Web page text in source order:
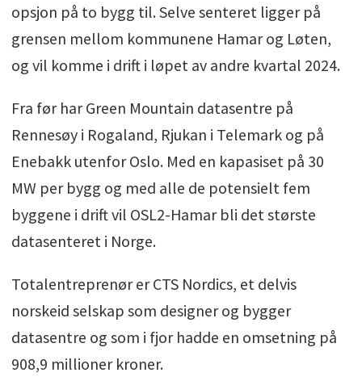
opsjon på to bygg til. Selve senteret ligger på
grensen mellom kommunene Hamar og Løten,
og vil komme i drift i løpet av andre kvartal 2024.
Fra før har Green Mountain datasentre på
Rennesøy i Rogaland, Rjukan i Telemark og på
Enebakk utenfor Oslo. Med en kapasiset på 30
MW per bygg og med alle de potensielt fem
byggene i drift vil OSL2-Hamar bli det største
datasenteret i Norge.
Totalentreprenør er CTS Nordics, et delvis
norskeid selskap som designer og bygger
datasentre og som i fjor hadde en omsetning på
908,9 millioner kroner.